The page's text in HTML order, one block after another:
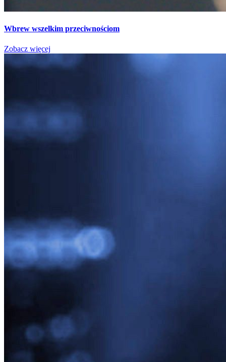
Wbrew wszelkim przeciwnościom
Zobacz więcej